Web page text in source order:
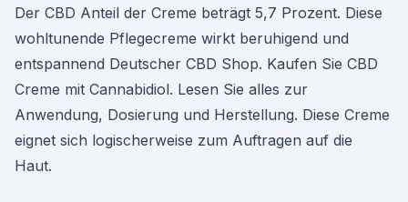
Der CBD Anteil der Creme beträgt 5,7 Prozent. Diese
wohltunende Pflegecreme wirkt beruhigend und
entspannend Deutscher CBD Shop. Kaufen Sie CBD
Creme mit Cannabidiol. Lesen Sie alles zur
Anwendung, Dosierung und Herstellung. Diese Creme
eignet sich logischerweise zum Auftragen auf die
Haut.